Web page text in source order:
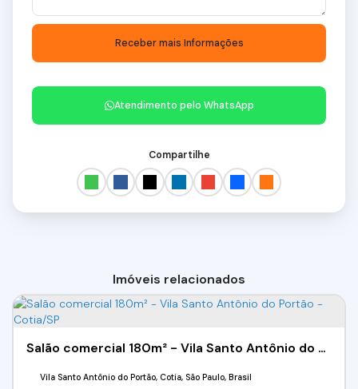
Atendimento pelo WhatsApp
Compartilhe
Imóveis relacionados
Salão comercial 180m² - Vila Santo Antônio do Portão - Cotia/SP
Vila Santo Antônio do Portão, Cotia, São Paulo, Brasil